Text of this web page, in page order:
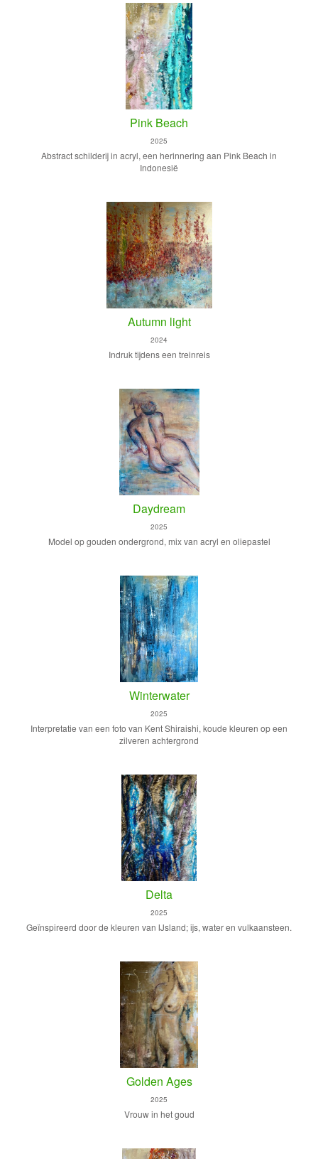
Pink Beach
2025
Abstract schilderij in acryl, een herinnering aan Pink Beach in
Indonesië
Autumn light
2024
Indruk tijdens een treinreis
Daydream
2025
Model op gouden ondergrond, mix van acryl en oliepastel
Winterwater
2025
Interpretatie van een foto van Kent Shiraishi, koude kleuren op een
zilveren achtergrond
Delta
2025
Geïnspireerd door de kleuren van IJsland; ijs, water en vulkaansteen.
Golden Ages
2025
Vrouw in het goud